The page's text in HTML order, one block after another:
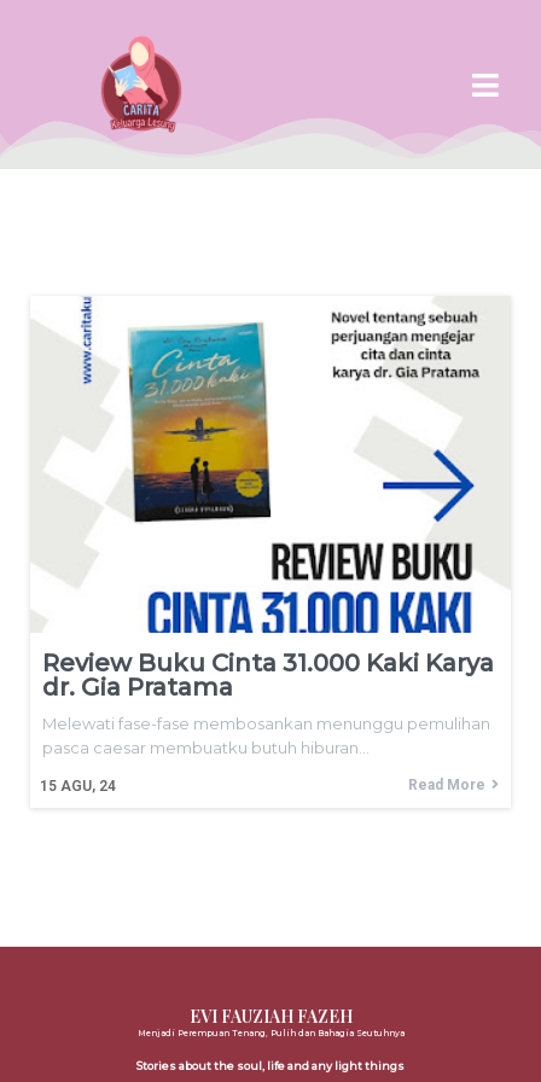
Review Buku Cinta 31.000 Kaki Karya
dr. Gia Pratama
15 AGU, 24
Melewati fase-fase membosankan menunggu pemulihan
pasca caesar membuatku butuh hiburan…
Read More
EVI FAUZIAH FAZEH
Menjadi Perempuan Tenang, Pulih dan Bahagia Seutuhnya
Stories about the soul, life and any light things